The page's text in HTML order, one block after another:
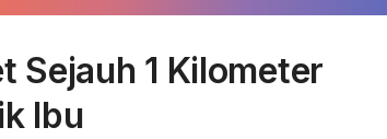
Sejauh 1 Kilometer
Ibu